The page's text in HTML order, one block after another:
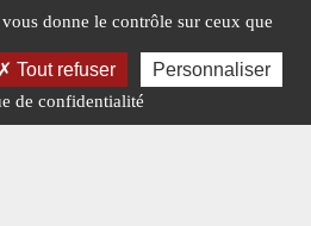
#N°451
donne le contrôle sur ceux que
Tout refuser Personnaliser
de confidentialité